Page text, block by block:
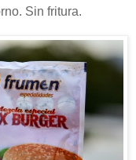
Sin fritura.